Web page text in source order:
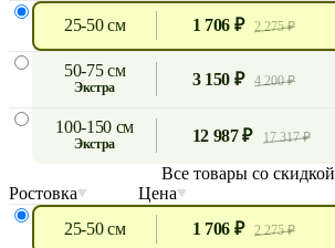
25-50 см
1 706 ₽ 2 275 ₽
50-75 см
экстра 3 150 ₽ 4 200 ₽
100-150 см
экстра 12 987 ₽ 17 317 ₽
Все товары со скидкой
Ростовка
Цена
25-50 см
1 706 ₽ 2 275 ₽